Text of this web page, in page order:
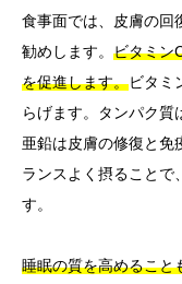
食事面では、皮膚の回
勧めします。 ビタミン
を促進します。ビタミ
らげます。タンパク質
亜鉛は皮膚の修復と免
ランスよく摂ることで
す。
睡眠の質を高めること